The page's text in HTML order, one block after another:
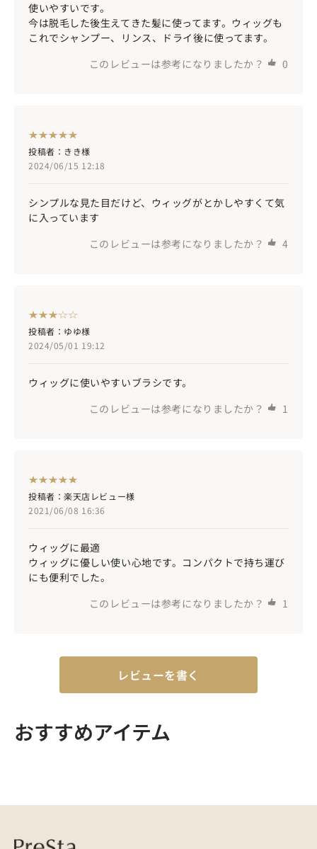
使いやすいです。
今は脱毛した後生えてきた髪に使ってます。ウィッグも
これでシャンプー、リンス、ドライ後に使ってます。
このレビューは参考になりましたか？
0
投稿者：きき様
2024/06/15 12:18
シンプルな見た目だけど、ウィッグがとかしやすくて気
に入っています
このレビューは参考になりましたか？
4
投稿者：ゆゆ様
2024/05/01 19:12
ウィッグに使いやすいブラシです。
このレビューは参考になりましたか？
1
投稿者：楽天店レビュー様
2021/06/08 16:36
ウィッグに最適
ウィッグに優しい使い心地です。コンパクトで持ち運び
にも便利でした。
このレビューは参考になりましたか？
1
レビューを書く
おすすめアイテム